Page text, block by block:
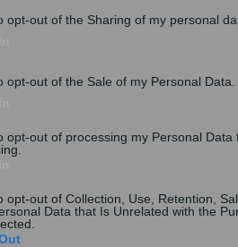
opt-out of the Sharing of my personal
opt-out of the Sale of my Personal Data.
opt-out of processing my Personal Data
opt-out of Collection, Use, Retention,
Data that Is Unrelated with the